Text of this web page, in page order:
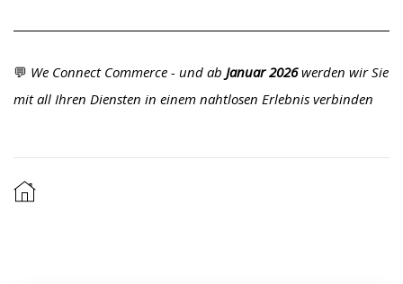
💬 We Connect Commerce - und ab Januar 2026werden wir Sie
mit all Ihren Diensten in einem nahtlosen Erlebnis verbinden